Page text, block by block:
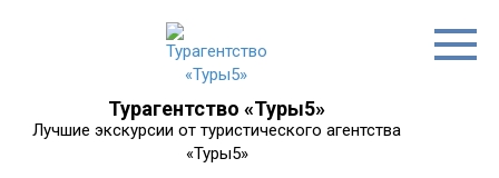
Турагентство «Туры5»
Лучшие экскурсии от туристического агентства
«Туры5»